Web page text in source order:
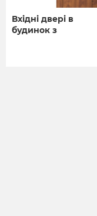
Вхідні двері в
будинок з